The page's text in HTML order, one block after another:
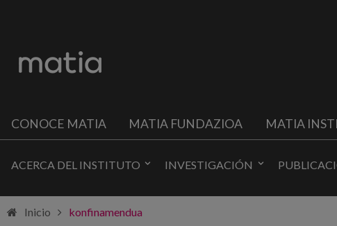
CONOCE MATIA MATIA FUNDAZIOA MATIA
ACERCA DEL INSTITUTO INVESTIGACIÓN
Inicio konfinamendua